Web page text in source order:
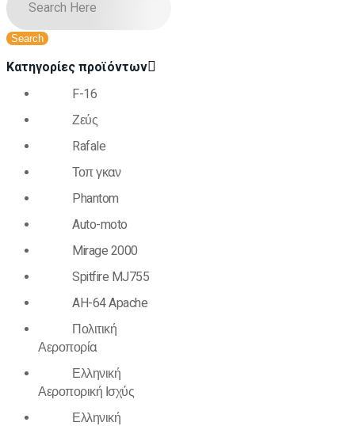
Κατηγορίες προϊόντων
F-16
Ζεύς
Rafale
Τοπ γκαν
Phantom
Auto-moto
Mirage 2000
Spitfire MJ755
AH-64 Apache
Πολιτική
Αεροπορία
Ελληνική
Αεροπορική Ισχύς
Ελληνική